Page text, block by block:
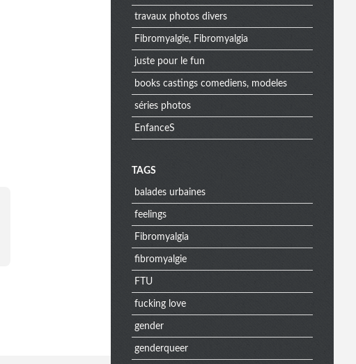
travaux photos divers
Fibromyalgie, Fibromyalgia
juste pour le fun
books castings comediens, modeles
séries photos
EnfanceS
M
e
n
u
TAGS
balades urbaines
feelings
Fibromyalgia
fibromyalgie
FTU
fucking love
gender
genderqueer